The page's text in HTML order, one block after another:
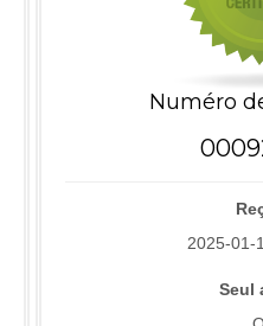
Numéro
2025-01-
Seul